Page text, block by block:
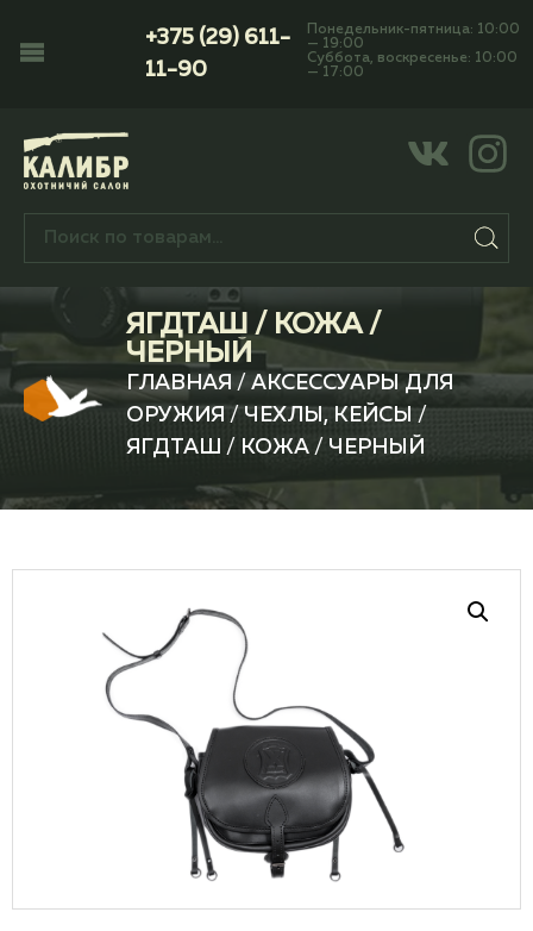
+375 (29) 611-
11-90
Понедельник-пятница: 10:00
— 19:00
Суббота, воскресенье: 10:00
— 17:00
ЯГДТАШ / КОЖА /
ЧЕРНЫЙ
ГЛАВНАЯ / АКСЕССУАРЫ ДЛЯ
ОРУЖИЯ/ЧЕХЛЫ, КЕЙСЫ /
ЯГДТАШ / КОЖА / ЧЕРНЫЙ